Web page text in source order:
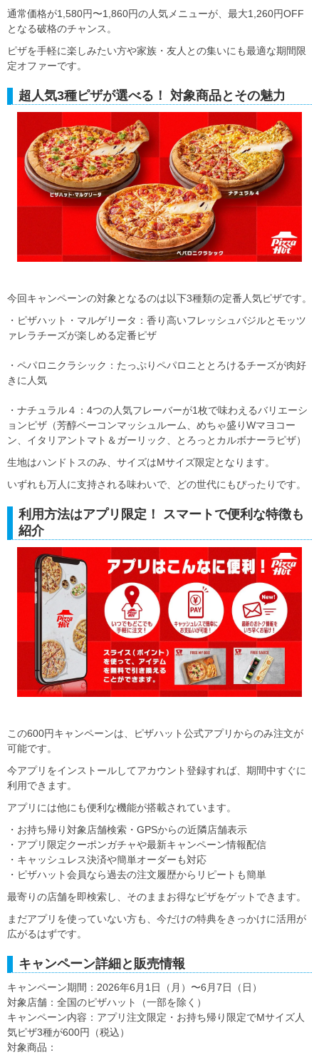
通常価格が1,580円〜1,860円の人気メニューが、最大1,260円OFF
となる破格のチャンス。
ピザを手軽に楽しみたい方や家族・友人との集いにも最適な期間限
定オファーです。
超人気3種ピザが選べる！ 対象商品とその魅力
今回キャンペーンの対象となるのは以下3種類の定番人気ピザです。
・ピザハット・マルゲリータ：香り高いフレッシュバジルとモッツ
ァレラチーズが楽しめる定番ピザ
・ペパロニクラシック：たっぷりペパロニととろけるチーズが肉好
きに人気
・ナチュラル４：4つの人気フレーバーが1枚で味わえるバリエーシ
ョンピザ（芳醇ベーコンマッシュルーム、めちゃ盛りWマヨコー
ン、イタリアントマト＆ガーリック、とろっとカルボナーラピザ）
生地はハンドトスのみ、サイズはMサイズ限定となります。
いずれも万人に支持される味わいで、どの世代にもぴったりです。
利用方法はアプリ限定！ スマートで便利な特徴も
紹介
この600円キャンペーンは、ピザハット公式アプリからのみ注文が
可能です。
今アプリをインストールしてアカウント登録すれば、期間中すぐに
利用できます。
アプリには他にも便利な機能が搭載されています。
・お持ち帰り対象店舗検索・GPSからの近隣店舗表示
・アプリ限定クーポンガチャや最新キャンペーン情報配信
・キャッシュレス決済や簡単オーダーも対応
・ピザハット会員なら過去の注文履歴からリピートも簡単
最寄りの店舗を即検索し、そのままお得なピザをゲットできます。
まだアプリを使っていない方も、今だけの特典をきっかけに活用が
広がるはずです。
キャンペーン詳細と販売情報
キャンペーン期間：2026年6月1日（月）〜6月7日（日）
対象店舗：全国のピザハット（一部を除く）
キャンペーン内容：アプリ注文限定・お持ち帰り限定でMサイズ人
気ピザ3種が600円（税込）
対象商品：